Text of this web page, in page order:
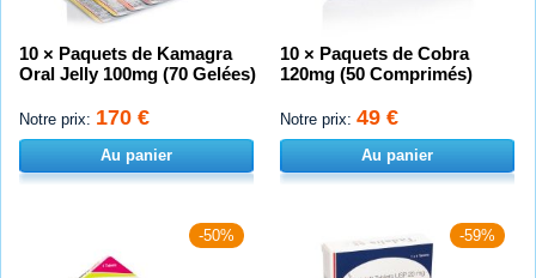
10 × Paquets de Kamagra
Oral Jelly 100mg (70 Gelées)
Notre prix: 170 €
Au panier
10 × Paquets de Cobra
120mg (50 Comprimés)
Notre prix: 49 €
Au panier
-50% -59%